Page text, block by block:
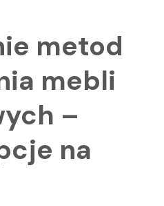
metod
mebli
–
na